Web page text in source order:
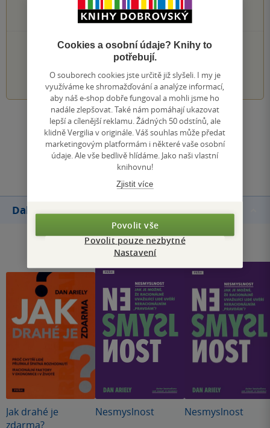
0×
1 hvezdička
PŘIDEJTE SVÉ HODNOCENÍ KNIHY
1 2 3 4 5
Zobrazit všechna hodnocení
Přidat hodnocení
Další knihy autora
Jak drahé je
zdarma?
Nesmyslnost Nesmyslnost
Cookies a osobní údaje? Knihy to
potřebují.
O souborech cookies jste určitě již slyšeli. I my je
využíváme ke shromažďování a analýze informací,
aby náš e-shop dobře fungoval a mohli jsme ho
nadále zlepšovat. Také nám pomáhají ukazovat
lepší a cílenější reklamu. Žádných 50 odstínů, ale
klidně Vergilia v originále. Váš souhlas může předat
marketingovým platformám i některé vaše osobní
údaje. Ale vše bedlivě hlídáme. Jako naši vlastní
knihovnu!
Zjistit více
Povolit vše
Povolit pouze nezbytné
Nastavení